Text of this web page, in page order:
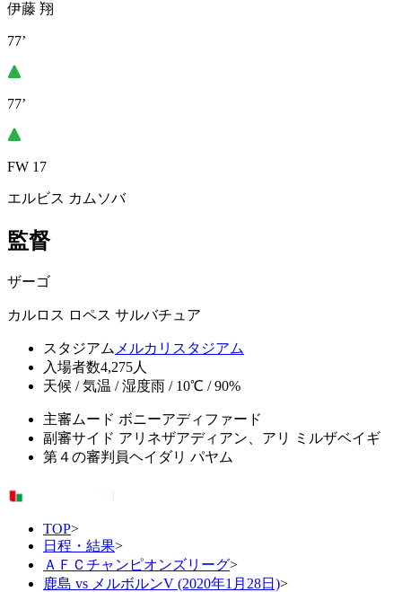
伊藤 翔
77’
77’
FW 17
エルビス カムソバ
監督
ザーゴ
カルロス ロペス サルバチュア
スタジアム メルカリスタジアム
入場者数4,275人
天候 / 気温 / 湿度雨 / 10℃ / 90%
主審 ムード ボニーアディファード
副審サイド アリネザアディアン、アリ ミルザベイギ
第４の審判員ヘイダリ パヤム
TOP>
日程・結果>
ＡＦＣチャンピオンズリーグ>
鹿島 vs メルボルンV (2020年1月28日)>